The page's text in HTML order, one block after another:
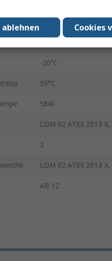
-20°C
55°C
58W
LOM 02 ATEX 2013
2
LOM 02 ATEX 2013 X,
AB 12
Cookies